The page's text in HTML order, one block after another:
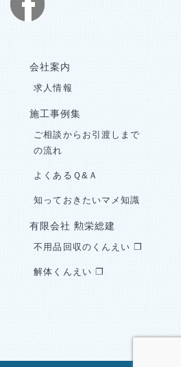
会社案内
求人情報
施工事例集
ご相談からお引渡しまで
の流れ
よくあるＱ&Ａ
知っておきたいマメ知識
有限会社 勲栄総建
不用品回収のくんえい ❐
解体くんえい ❐